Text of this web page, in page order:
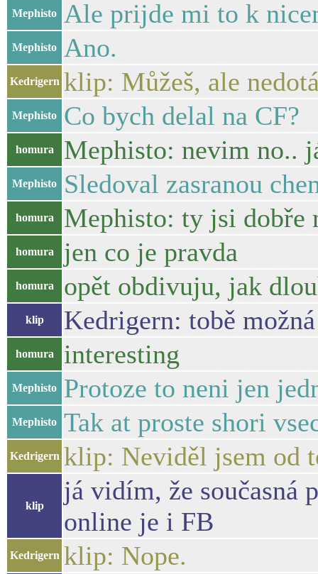
Mephisto Ale prijde mi to k
Mephisto Ano.
Kedrigern klip: Můžeš, ale
Mephisto Co bych delal na CF?
homura Mephisto: nevim no..
Mephisto Sledoval zasranou
homura Mephisto: ty jsi dobře
homura jen co je pravda
homura opět obdivuju, jak
klip Kedrigern: tobě
homura interesting
Mephisto Protoze to neni jen
Mephisto Tak at proste shori
Kedrigern klip: Neviděl jsem od
klip
já vidím, že současná
online je i FB
Kedrigern klip: Nope.